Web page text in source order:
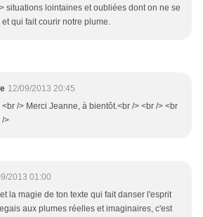
situations lointaines et oubliées dont on ne se
qui fait courir notre plume.
12/09/2013 20:45
<br /> Merci Jeanne, à bientôt.<br /> <br /> <br
/>
2013 01:00
la magie de ton texte qui fait danser l'esprit
aux plumes réelles et imaginaires, c'est